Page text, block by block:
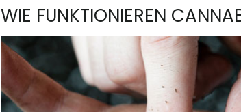
WIE FUNKTIONIEREN